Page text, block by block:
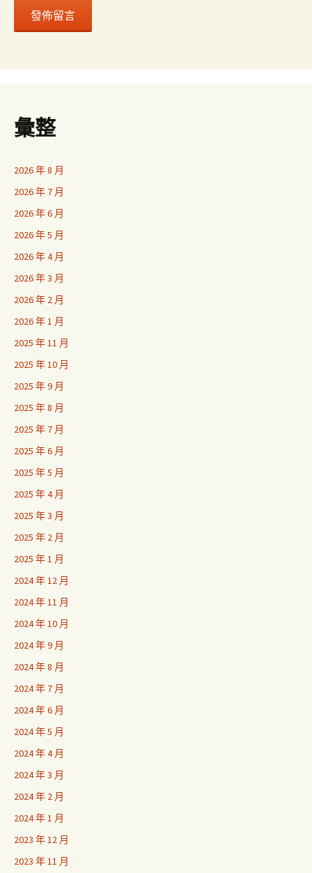
彙整
2026 年 8 月
2026 年 7 月
2026 年 6 月
2026 年 5 月
2026 年 4 月
2026 年 3 月
2026 年 2 月
2026 年 1 月
2025 年 11 月
2025 年 10 月
2025 年 9 月
2025 年 8 月
2025 年 7 月
2025 年 6 月
2025 年 5 月
2025 年 4 月
2025 年 3 月
2025 年 2 月
2025 年 1 月
2024 年 12 月
2024 年 11 月
2024 年 10 月
2024 年 9 月
2024 年 8 月
2024 年 7 月
2024 年 6 月
2024 年 5 月
2024 年 4 月
2024 年 3 月
2024 年 2 月
2024 年 1 月
2023 年 12 月
2023 年 11 月